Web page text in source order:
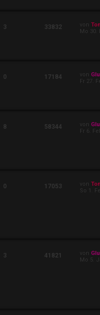
3 33832 von
Mo 30.
0 17184 von
Fr 27.
8 58344 von
Fr 6.
0 17053 von
So 1.
3 41821 von
Mo 5.